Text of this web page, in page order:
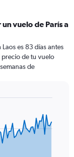
vuelo de París a
es 83 días antes
precio de tu vuelo
de